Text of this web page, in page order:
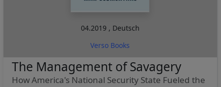
04.2019 , Deutsch
Verso Books
The Management of Savagery
How America's National Security State Fueled the